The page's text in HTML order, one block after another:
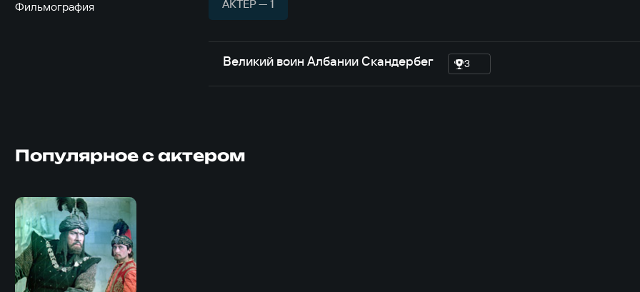
Фильмография АКТЁР — 1
Великий воин Албании Скандербег 3
Популярное с актером